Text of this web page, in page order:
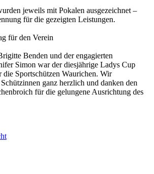
jeweils mit Pokalen ausgezeichnet –
für die gezeigten Leistungen.
für den Verein
Benden und der engagierten
Simon war der diesjährige Ladys Cup
Sportschützen Waurichen. Wir
ganz herzlich und danken den
für die gelungene Ausrichtung des